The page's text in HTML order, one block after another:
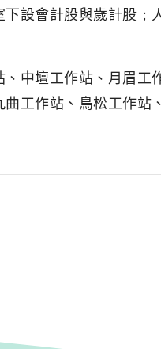
設會計股與歲計股；
中壇工作站、月眉工
工作站、鳥松工作站